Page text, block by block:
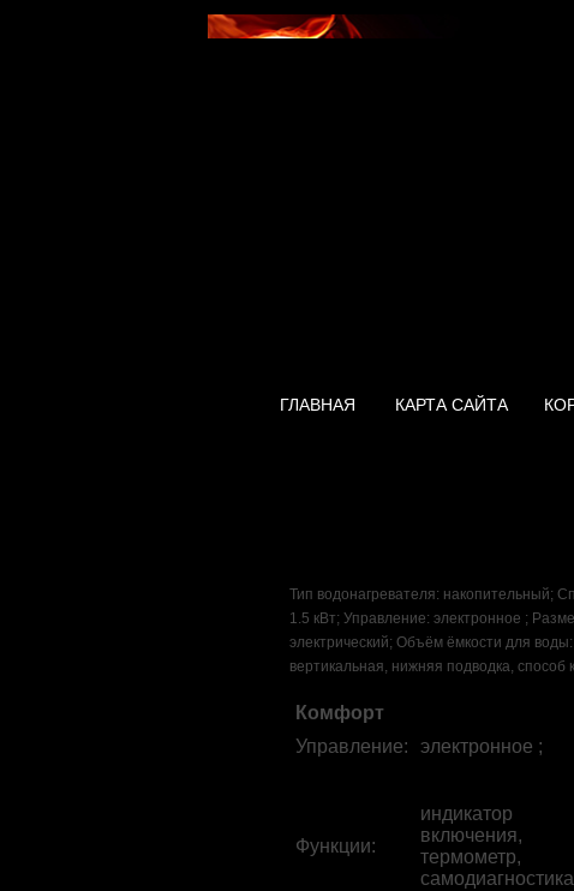
ГЛАВНАЯ КАРТА САЙТА
Тип водонагревателя: накопительный;
1.5 кВт; Управление: электронное ;
электрический; Объём ёмкости для
вертикальная, нижняя подводка, способ
Комфорт
Управление: электронное ;
Функции:
индикатор
включения,
термометр,